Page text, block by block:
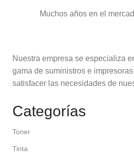
Muchos años en el
Nuestra empresa se especializa
gama de suministros e
satisfacer las necesidades de
Categorías
Toner
Tinta